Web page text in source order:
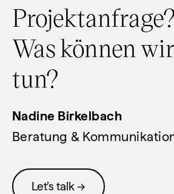
Projektanfrage?
Was können
tun?
Nadine Birkelbach
Beratung &
Let’s talk →